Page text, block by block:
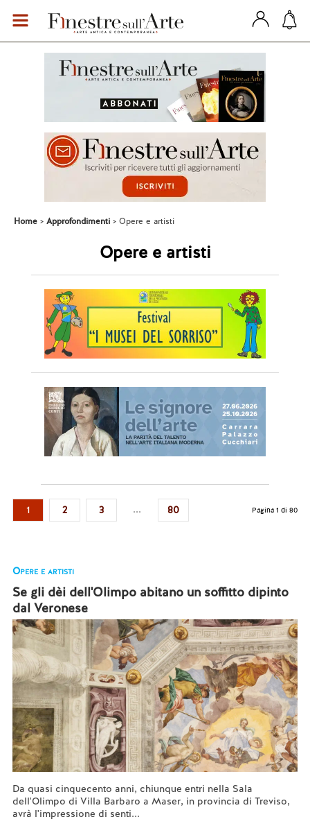
Home Approfondimenti Opere e artisti
Opere e artisti
1 2 3 ... 80 Pagina 1 di 80
Opere e artisti
Se gli dèi dell'Olimpo abitano un soffitto dipinto
dal Veronese
Da quasi cinquecento anni, chiunque entri nella Sala
dell'Olimpo di Villa Barbaro a Maser, in provincia di Treviso,
avrà l'impressione di senti...